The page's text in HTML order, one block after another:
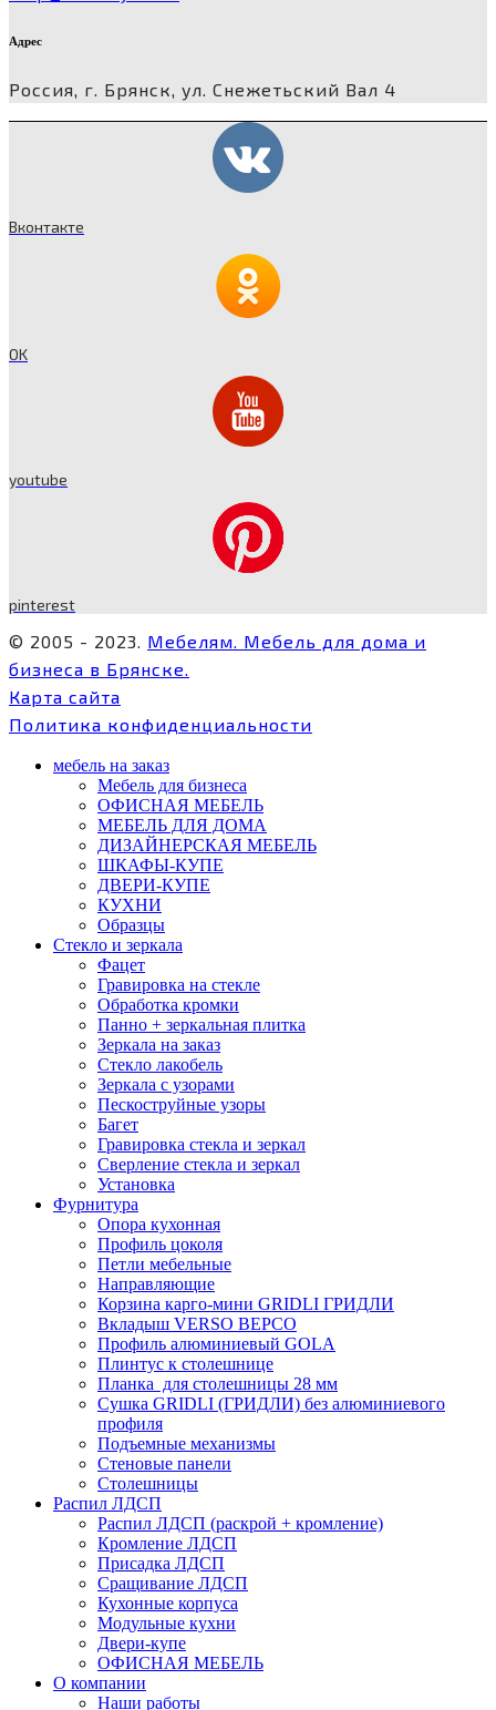
Адрес
Россия, г. Брянск, ул. Снежетьский Вал 4
Вконтакте
OK
youtube
pinterest
© 2005 - 2023. Мебелям. Мебель для дома и
бизнеса в Брянске.
Карта сайта
Политика конфиденциальности
мебель на заказ
Мебель для бизнеса
ОФИСНАЯ МЕБЕЛЬ
МЕБЕЛЬ ДЛЯ ДОМА
ДИЗАЙНЕРСКАЯ МЕБЕЛЬ
ШКАФЫ-КУПЕ
ДВЕРИ-КУПЕ
КУХНИ
Образцы
Стекло и зеркала
Фацет
Гравировка на стекле
Обработка кромки
Панно + зеркальная плитка
Зеркала на заказ
Стекло лакобель
Зеркала с узорами
Пескоструйные узоры
Багет
Гравировка стекла и зеркал
Сверление стекла и зеркал
Установка
Фурнитура
Опора кухонная
Профиль цоколя
Петли мебельные
Направляющие
Корзина карго-мини GRIDLI ГРИДЛИ
Вкладыш VERSO ВЕРСО
Профиль алюминиевый GOLA
Плинтус к столешнице
Планка для столешницы 28 мм
Сушка GRIDLI (ГРИДЛИ) без алюминиевого
профиля
Подъемные механизмы
Стеновые панели
Столешницы
Распил ЛДСП
Распил ЛДСП (раскрой + кромление)
Кромление ЛДСП
Присадка ЛДСП
Сращивание ЛДСП
Кухонные корпуса
Модульные кухни
Двери-купе
ОФИСНАЯ МЕБЕЛЬ
О компании
Наши работы